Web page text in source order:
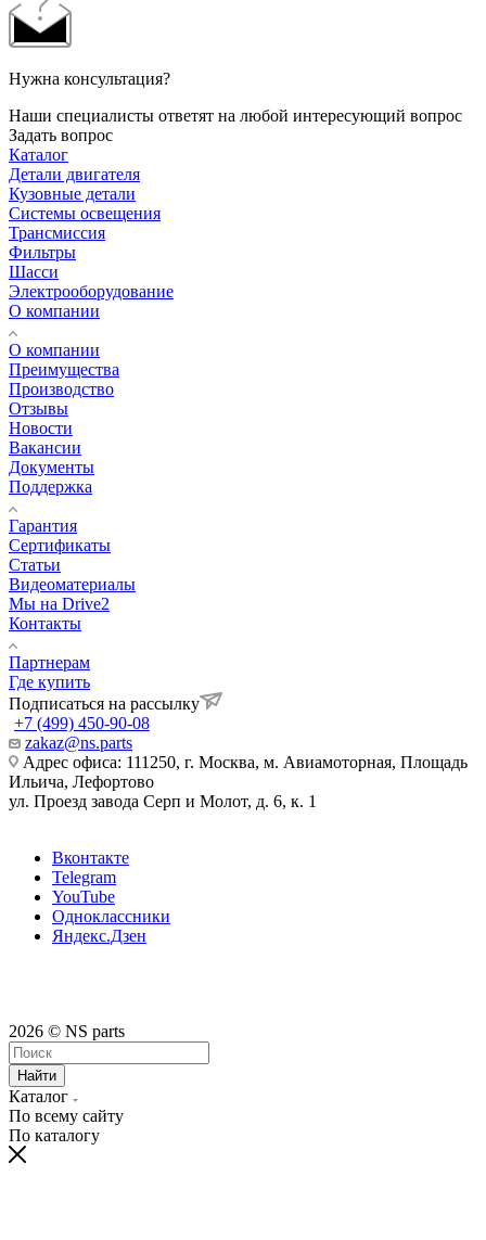
Нужна консультация?
Наши специалисты ответят на любой интересующий вопрос
Задать вопрос
Каталог
Детали двигателя
Кузовные детали
Системы освещения
Трансмиссия
Фильтры
Шасси
Электрооборудование
О компании
О компании
Преимущества
Производство
Отзывы
Новости
Вакансии
Документы
Поддержка
Гарантия
Сертификаты
Статьи
Видеоматериалы
Мы на Drive2
Контакты
Партнерам
Где купить
Подписаться на рассылку
+7 (499) 450-90-08
zakaz@ns.parts
Адрес офиса: 111250, г. Москва, м. Авиамоторная, Площадь
Ильича, Лефортово
ул. Проезд завода Серп и Молот, д. 6, к. 1
Вконтакте
Telegram
YouTube
Одноклассники
Яндекс.Дзен
2026 © NS parts
Найти
Каталог
По всему сайту
По каталогу